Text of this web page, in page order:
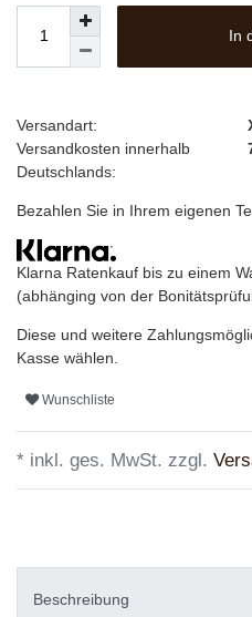
In
Versandart:
Versandkosten innerhalb
Deutschlands:
Bezahlen Sie in Ihrem eigenen
Klarna Ratenkauf bis zu einem
(abhänging von der
Diese und weitere
Kasse wählen.
Wunschliste
* inkl. ges. MwSt. zzgl.
Beschreibung